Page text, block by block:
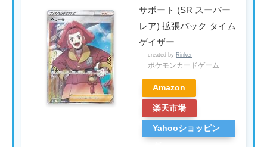
サポート (SR スーパー
レア) 拡張パック タイム
ゲイザー
created by Rinker
ポケモンカードゲーム
Amazon
楽天市場
Yahooショッピン